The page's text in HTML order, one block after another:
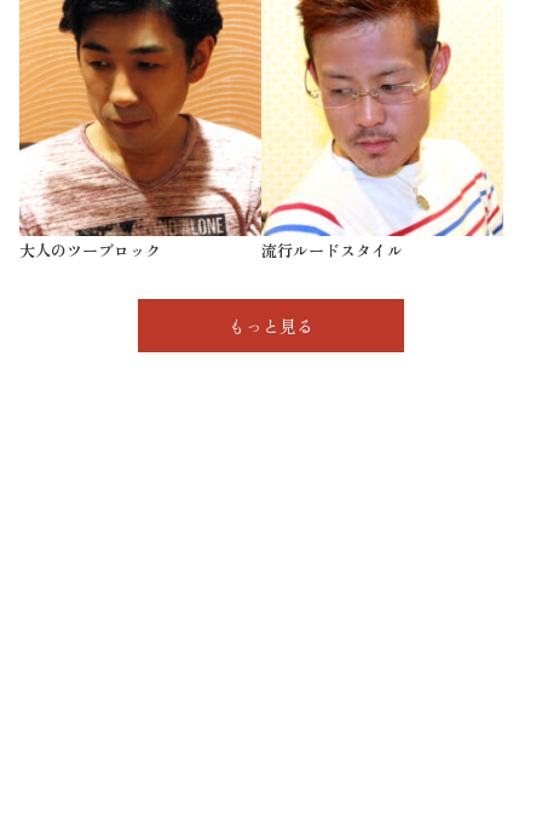
大人のツーブロック 流行ルードスタイル
もっと見る